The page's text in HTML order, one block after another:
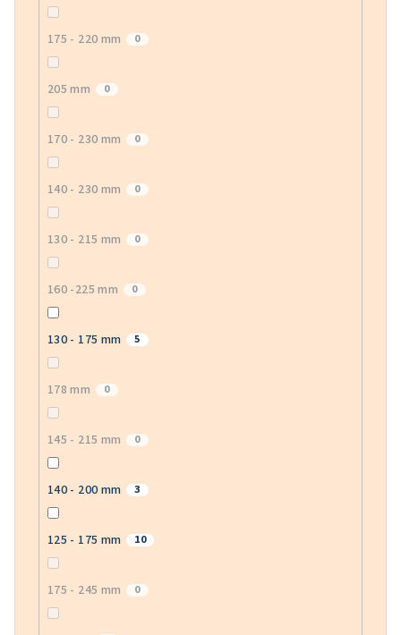
175 - 220 mm 0
205 mm 0
170 - 230 mm 0
140 - 230 mm 0
130 - 215 mm 0
160 -225 mm 0
130 - 175 mm 5
178 mm 0
145 - 215 mm 0
140 - 200 mm 3
125 - 175 mm 10
175 - 245 mm 0